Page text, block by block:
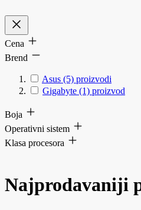
Cena
Brend
Asus (5) proizvodi
Gigabyte (1) proizvod
Boja
Operativni sistem
Klasa procesora
Najprodavaniji